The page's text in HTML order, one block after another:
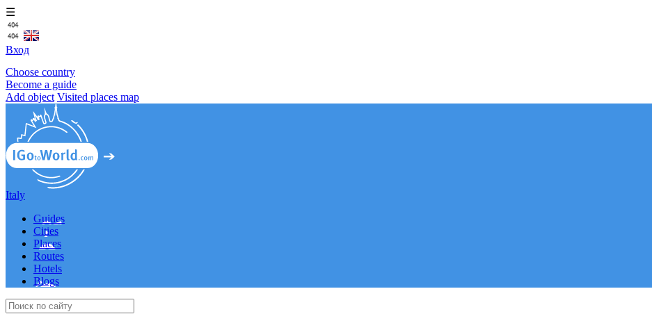
☰
Вход
Choose country
Become a guide
Add object Visited places map
Italy
Guides
Cities
Places
Routes
Hotels
Blogs